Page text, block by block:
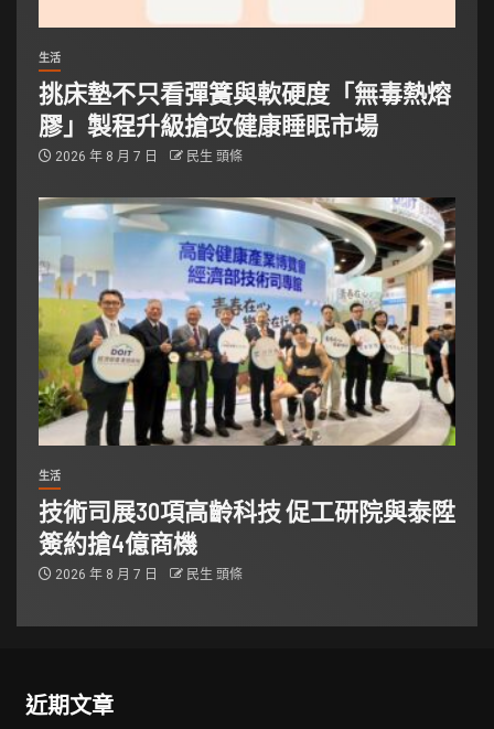
生活
挑床墊不只看彈簧與軟硬度「無毒熱熔
膠」製程升級搶攻健康睡眠市場
2026 年 8 月 7 日 民生 頭條
生活
技術司展30項高齡科技 促工研院與泰陞
簽約搶4億商機
2026 年 8 月 7 日 民生 頭條
近期文章